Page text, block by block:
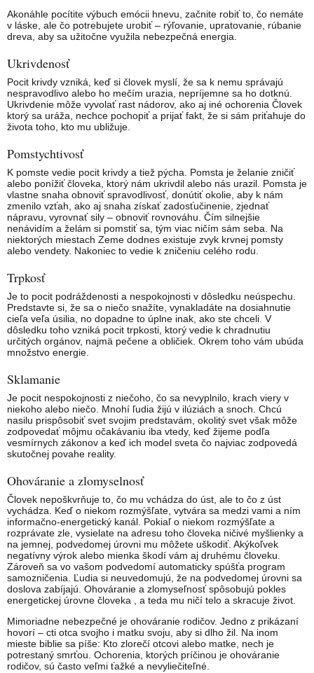
Akonáhle pocítite výbuch emócii hnevu, začnite robiť to, čo nemáte
v láske, ale čo potrebujete urobiť – rýľovanie, upratovanie, rúbanie
dreva, aby sa užitočne využila nebezpečná energia.
Ukrivdenosť
Pocit krivdy vzniká, keď si človek myslí, že sa k nemu správajú
nespravodlivo alebo ho mečím urazia, nepríjemne sa ho dotknú.
Ukrivdenie môže vyvolať rast nádorov, ako aj iné ochorenia Človek
ktorý sa uráža, nechce pochopiť a prijať fakt, že si sám priťahuje do
života toho, kto mu ubližuje.
Pomstychtivosť
K pomste vedie pocit krivdy a tiež pýcha. Pomsta je želanie zničiť
alebo ponížiť človeka, ktorý nám ukrivdil alebo nás urazil. Pomsta je
vlastne snaha obnoviť spravodlivosť, donútiť okolie, aby k nám
zmenilo vzťah, ako aj snaha získať zadosťučinenie, zjednať
nápravu, vyrovnať sily – obnoviť rovnováhu. Čím silnejšie
nenávidím a želám si pomstiť sa, tým viac ničím sám seba. Na
niektorých miestach Zeme dodnes existuje zvyk krvnej pomsty
alebo vendety. Nakoniec to vedie k zničeniu celého rodu.
Trpkosť
Je to pocit podráždenosti a nespokojnosti v dôsledku neúspechu.
Predstavte si, že sa o niečo snažíte, vynakladáte na dosiahnutie
cieľa veľa úsilia, no dopadne to úplne inak, ako ste chceli. V
dôsledku toho vzniká pocit trpkosti, ktorý vedie k chradnutiu
určitých orgánov, najmä pečene a obličiek. Okrem toho vám ubúda
množstvo energie.
Sklamanie
Je pocit nespokojnosti z niečoho, čo sa nevyplnilo, krach viery v
niekoho alebo niečo. Mnohí ľudia žijú v ilúziách a snoch. Chcú
nasilu prispôsobiť svet svojim predstavám, okolitý svet však môže
zodpovedať môjmu očakávaniu iba vtedy, keď žijeme podľa
vesmírnych zákonov a keď ich model sveta čo najviac zodpovedá
skutočnej povahe reality.
Ohováranie a zlomyselnosť
Človek nepoškvrňuje to, čo mu vchádza do úst, ale to čo z úst
vychádza. Keď o niekom rozmýšľate, vytvára sa medzi vami a ním
informačno-energetický kanál. Pokiaľ o niekom rozmýšľate a
rozprávate zle, vysielate na adresu toho človeka ničivé myšlienky a
na jemnej, podvedomej úrovni mu môžete uškodiť. Akýkoľvek
negatívny výrok alebo mienka škodí vám aj druhému človeku.
Zároveň sa vo vašom podvedomí automaticky spúšťa program
samozničenia. Ľudia si neuvedomujú, že na podvedomej úrovni sa
doslova zabíjajú. Ohováranie a zlomyseľnosť spôsobujú pokles
energetickej úrovne človeka , a teda mu ničí telo a skracuje život.
Mimoriadne nebezpečné je ohováranie rodičov. Jedno z prikázaní
hovorí – cti otca svojho i matku svoju, aby si dlho žil. Na inom
mieste biblie sa píše: Kto zlorečí otcovi alebo matke, nech je
potrestaný smrťou. Ochorenia, ktorých príčinou je ohováranie
rodičov, sú často veľmi ťažké a nevyliečiteľné.